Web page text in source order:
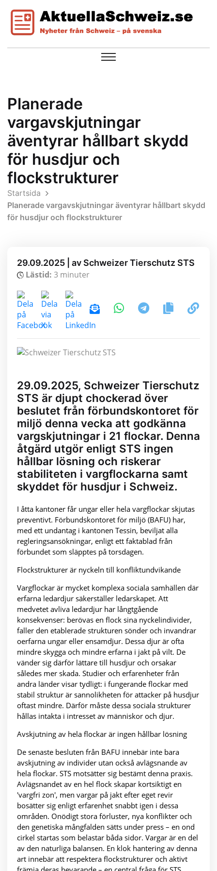
Planerade
vargavskjutningar
äventyrar hållbart skydd
för husdjur och
flockstrukturer
Startsida
Planerade vargavskjutningar äventyrar hållbart skydd
för husdjur och flockstrukturer
29.09.2025 | av Schweizer Tierschutz STS
Lästid: 3 minuter
29.09.2025, Schweizer Tierschutz
STS är djupt chockerad över
beslutet från förbundskontoret för
miljö denna vecka att godkänna
vargskjutningar i 21 flockar. Denna
åtgärd utgör enligt STS ingen
hållbar lösning och riskerar
stabiliteten i vargflockarna samt
skyddet för husdjur i Schweiz.
I åtta kantoner får ungar eller hela vargflockar skjutas
preventivt. Förbundskontoret för miljö (BAFU) har,
med ett undantag i kantonen Tessin, beviljat alla
regleringsansökningar, enligt ett faktablad från
förbundet som släpptes på torsdagen.
Flockstrukturer är nyckeln till konfliktundvikande
Vargflockar är mycket komplexa sociala samhällen där
erfarna ledardjur säkerställer ledarskapet. Att
medvetet avliva ledardjur har långtgående
konsekvenser: berövas en flock sina nyckelindivider,
faller den etablerade strukturen sönder och invandrar
oerfarna ungar eller ensamdjur. Dessa djur är ofta
mindre skygga och mindre erfarna i jakt på vilt. De
vänder sig därför lättare till husdjur och orsakar
således mer skada. Studier och erfarenheter från
andra länder visar tydligt: i fungerande flockar med
stabil struktur är sannolikheten för attacker på husdjur
oftast mindre. Därför måste dessa sociala strukturer
hållas intakta i intresset av människor och djur.
Avskjutning av hela flockar är ingen hållbar lösning
De senaste besluten från BAFU innebär inte bara
avskjutning av individer utan också avlägsnande av
hela flockar. STS motsätter sig bestämt denna praxis.
Avlägsnandet av en hel flock skapar kortsiktigt en
'vargfri zon', men vargar på jakt efter eget revir
bosätter sig enligt erfarenhet snabbt igen i dessa
områden. Onödigt stora förluster, nya konflikter och
den genetiska mångfalden sätts under press – en ond
cirkel startas som belastar båda sidor. Vargar är en del
av den naturliga balansen. En klok hantering av denna
art innebär att respektera flockstrukturer och aktivt